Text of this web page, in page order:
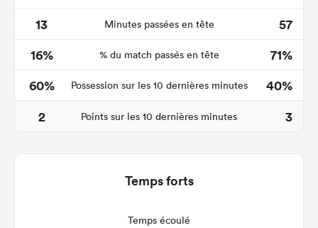
13
Minutes passées en tête
57
16%
% du match passés en tête
71%
60%
Possession sur les 10 dernières minutes
40%
2
Points sur les 10 dernières minutes 3
Temps forts
Temps écoulé